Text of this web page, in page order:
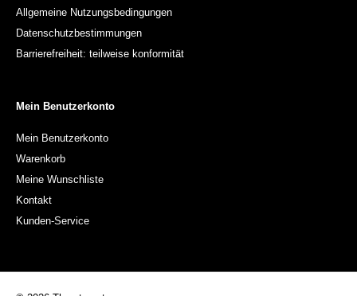
Allgemeine Nutzungsbedingungen
Datenschutzbestimmungen
Barrierefreiheit: teilweise konformität
Mein Benutzerkonto
Mein Benutzerkonto
Warenkorb
Meine Wunschliste
Kontakt
Kunden-Service